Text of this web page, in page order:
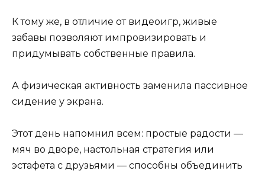
К тому же, в отличие от видеоигр, живые
забавы позволяют импровизировать и
придумывать собственные правила.
А физическая активность заменила пассивное
сидение у экрана.
Этот день напомнил всем: простые радости —
мяч во дворе, настольная стратегия или
эстафета с друзьями — способны объединить